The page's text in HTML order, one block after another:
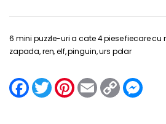
6 mini puzzle-uri a cate 4 piese fiecare
zapada, ren, elf, pinguin, urs polar
F
a
T
w
P
E
m
C
o